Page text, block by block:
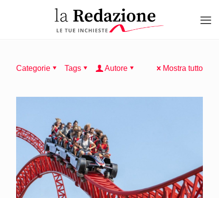
Categorie Tags Autore Mostra tutto